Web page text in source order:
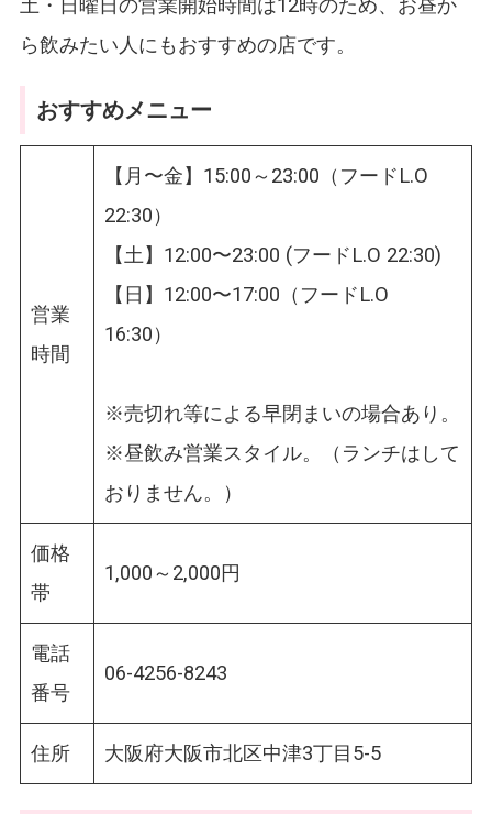
土・日曜日の営業開始時間は12時のため、お昼か
ら飲みたい人にもおすすめの店です。
おすすめメニュー
営業
時間
【月〜金】15:00～23:00（フードL.O
22:30）
【土】12:00〜23:00 (フードL.O 22:30)
【日】12:00〜17:00（フードL.O
16:30）
※売切れ等による早閉まいの場合あり。
※昼飲み営業スタイル。（ランチはして
おりません。）
価格
帯
1,000～2,000円
電話
番号
06-4256-8243
住所 大阪府大阪市北区中津3丁目5-5